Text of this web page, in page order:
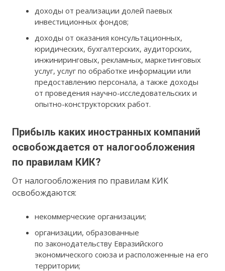
доходы от реализации долей паевых
инвестиционных фондов;
доходы от оказания консультационных,
юридических, бухгалтерских, аудиторских,
инжиниринговых, рекламных, маркетинговых
услуг, услуг по обработке информации или
предоставлению персонала, а также доходы
от проведения научно-исследовательских и
опытно-конструкторских работ.
Прибыль каких иностранных компаний
освобождается от налогообложения
по правилам КИК?
От налогообложения по правилам КИК
освобождаются:
некоммерческие организации;
организации, образованные
по законодательству Евразийского
экономического союза и расположенные на его
территории;